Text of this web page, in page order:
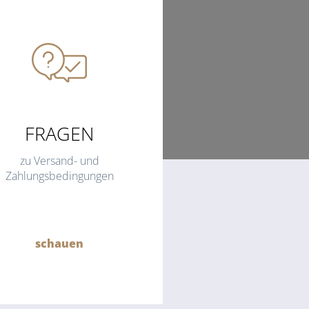
FRAGEN
zu Versand- und
Zahlungsbedingungen
schauen